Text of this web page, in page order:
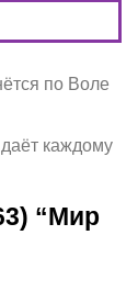
по Воле
каждому
“Мир